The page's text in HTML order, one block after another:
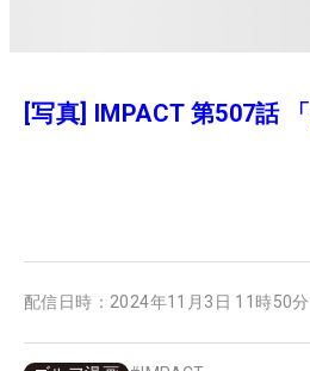
[写真] IMPACT 第507話 「
配信日時： 2024年11月3日 11時50分